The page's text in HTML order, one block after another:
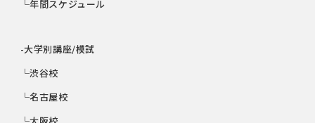
└年間スケジュール
-大学別講座/模試
└渋谷校
└名古屋校
└大阪校